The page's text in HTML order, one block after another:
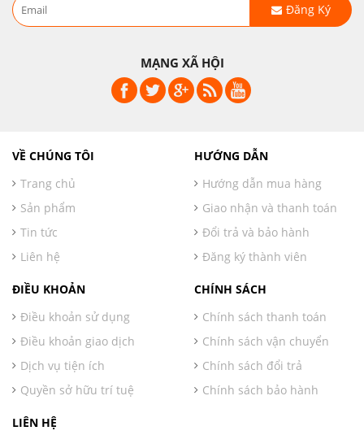
Đăng Ký
MẠNG XÃ HỘI
VỀ CHÚNG TÔI
Trang chủ
Sản phẩm
Tin tức
Liên hệ
HƯỚNG DẪN
Hướng dẫn mua hàng
Giao nhận và thanh toán
Đổi trả và bảo hành
Đăng ký thành viên
ĐIỀU KHOẢN
Điều khoản sử dụng
Điều khoản giao dịch
Dịch vụ tiện ích
Quyền sở hữu trí tuệ
CHÍNH SÁCH
Chính sách thanh toán
Chính sách vận chuyển
Chính sách đổi trả
Chính sách bảo hành
LIÊN HỆ